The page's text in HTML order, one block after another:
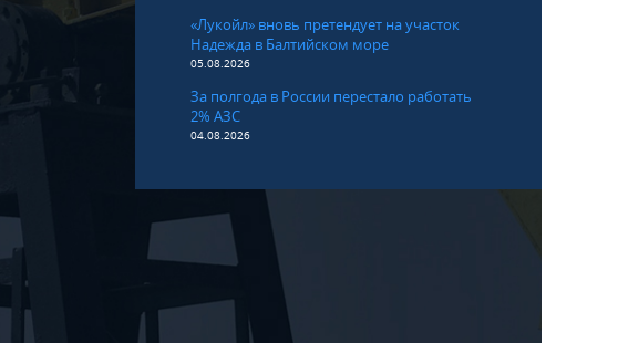
«Лукойл» вновь претендует на участок
Надежда в Балтийском море
05.08.2026
За полгода в России перестало работать
2% АЗС
04.08.2026